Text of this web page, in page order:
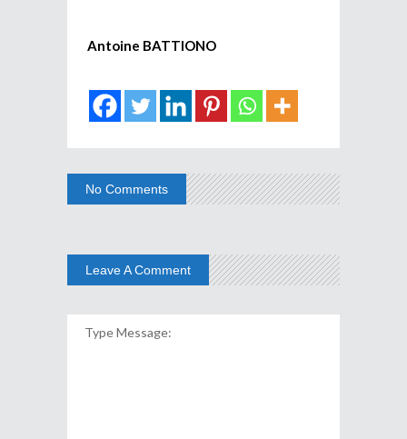
Antoine BATTIONO
No Comments
Leave A Comment